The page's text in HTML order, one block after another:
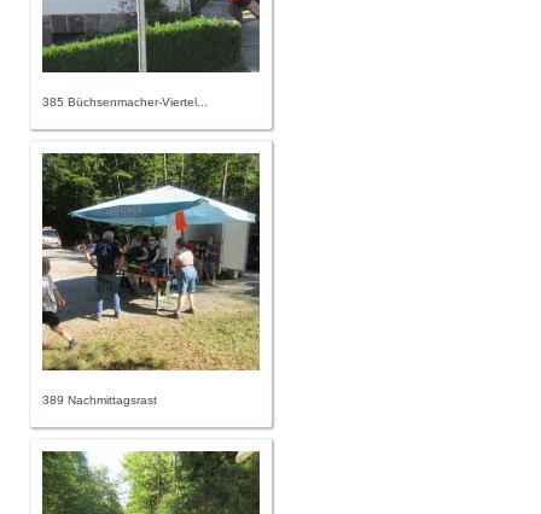
385 Büchsenmacher-Viertel...
389 Nachmittagsrast